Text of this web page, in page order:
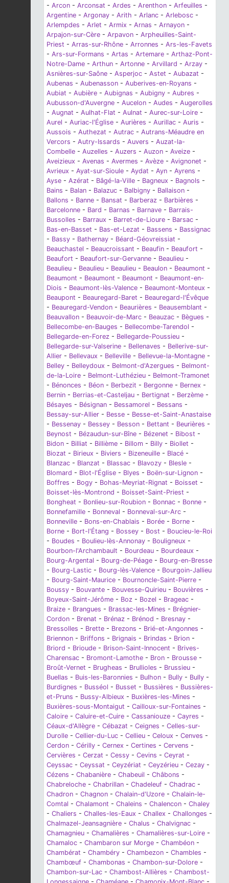
- Arcon - Arconsat - Ardes - Arenthon - Arfeuilles -
Argentine - Argonay - Arith - Arlanc - Arlebosc -
Arlempdes - Arlet - Armix - Arnas - Arnayon -
Arpajon-sur-Cère - Arpavon - Arpheuilles-Saint-
Priest - Arras-sur-Rhône - Arronnes - Ars-les-Favets
- Ars-sur-Formans - Artas - Artemare - Arthaz-Pont-
Notre-Dame - Arthun - Artonne - Arvillard - Arzay -
Asnières-sur-Saône - Asperjoc - Astet - Aubazat -
Aubenas - Aubenasson - Auberives-en-Royans -
Aubiat - Aubière - Aubignas - Aubigny - Aubres -
Aubusson-d'Auvergne - Aucelon - Audes - Augerolles
- Augnat - Aulhat-Flat - Aulnat - Aurec-sur-Loire -
Aurel - Auriac-l'Église - Aurières - Aurillac - Auris -
Aussois - Authezat - Autrac - Autrans-Méaudre en
Vercors - Autry-Issards - Auvers - Auzat-la-
Combelle - Auzelles - Auzers - Auzon - Aveize -
Aveizieux - Avenas - Avermes - Avèze - Avignonet -
Avrieux - Ayat-sur-Sioule - Aydat - Ayn - Ayrens -
Ayse - Azérat - Bâgé-la-Ville - Bagneux - Bagnols -
Bains - Balan - Balazuc - Balbigny - Ballaison -
Ballons - Banne - Bansat - Barberaz - Barbières -
Barcelonne - Bard - Barnas - Barnave - Barrais-
Bussolles - Barraux - Barret-de-Lioure - Barsac -
Bas-en-Basset - Bas-et-Lezat - Bassens - Bassignac
- Bassy - Bathernay - Béard-Géovreissiat -
Beauchastel - Beaucroissant - Beaufin - Beaufort -
Beaufort - Beaufort-sur-Gervanne - Beaulieu -
Beaulieu - Beaulieu - Beaulieu - Beaulon - Beaumont -
Beaumont - Beaumont - Beaumont - Beaumont-en-
Diois - Beaumont-lès-Valence - Beaumont-Monteux -
Beaupont - Beauregard-Baret - Beauregard-l'Évêque
- Beauregard-Vendon - Beaurières - Beausemblant -
Beauvallon - Beauvoir-de-Marc - Beauzac - Bègues -
Bellecombe-en-Bauges - Bellecombe-Tarendol -
Bellegarde-en-Forez - Bellegarde-Poussieu -
Bellegarde-sur-Valserine - Bellenaves - Bellerive-sur-
Allier - Bellevaux - Belleville - Bellevue-la-Montagne -
Belley - Belleydoux - Belmont-d'Azergues - Belmont-
de-la-Loire - Belmont-Luthézieu - Belmont-Tramonet
- Bénonces - Béon - Berbezit - Bergonne - Bernex -
Bernin - Berrias-et-Casteljau - Bertignat - Berzème -
Bésayes - Bésignan - Bessamorel - Bessans -
Bessay-sur-Allier - Besse - Besse-et-Saint-Anastaise
- Bessenay - Bessey - Besson - Bettant - Beurières -
Beynost - Bézaudun-sur-Bîne - Bézenet - Bibost -
Bidon - Billiat - Billième - Billom - Billy - Biollet -
Biozat - Birieux - Biviers - Bizeneuille - Blacé -
Blanzac - Blanzat - Blassac - Blavozy - Blesle -
Blomard - Blot-l'Église - Blyes - Boën-sur-Lignon -
Boffres - Bogy - Bohas-Meyriat-Rignat - Boisset -
Boisset-lès-Montrond - Boisset-Saint-Priest -
Bongheat - Bonlieu-sur-Roubion - Bonnac - Bonne -
Bonnefamille - Bonneval - Bonneval-sur-Arc -
Bonneville - Bons-en-Chablais - Borée - Borne -
Borne - Bort-l'Étang - Bossey - Bost - Boucieu-le-Roi
- Boudes - Boulieu-lès-Annonay - Bouligneux -
Bourbon-l'Archambault - Bourdeau - Bourdeaux -
Bourg-Argental - Bourg-de-Péage - Bourg-en-Bresse
- Bourg-Lastic - Bourg-lès-Valence - Bourgoin-Jallieu
- Bourg-Saint-Maurice - Bournoncle-Saint-Pierre -
Boussy - Bouvante - Bouvesse-Quirieu - Bouvières -
Boyeux-Saint-Jérôme - Boz - Bozel - Brageac -
Braize - Brangues - Brassac-les-Mines - Brégnier-
Cordon - Brenat - Brénaz - Brénod - Bresnay -
Bressolles - Brette - Brezons - Brié-et-Angonnes -
Briennon - Briffons - Brignais - Brindas - Brion -
Briord - Brioude - Brison-Saint-Innocent - Brives-
Charensac - Bromont-Lamothe - Bron - Brousse -
Broût-Vernet - Brugheas - Brullioles - Brussieu -
Buellas - Buis-les-Baronnies - Bulhon - Bully - Bully -
Burdignes - Busséol - Busset - Bussières - Bussières-
et-Pruns - Bussy-Albieux - Buxières-les-Mines -
Buxières-sous-Montaigut - Cailloux-sur-Fontaines -
Caloire - Caluire-et-Cuire - Cassaniouze - Cayres -
Céaux-d'Allègre - Cébazat - Ceignes - Celles-sur-
Durolle - Cellier-du-Luc - Cellieu - Celoux - Cenves -
Cerdon - Cérilly - Cernex - Certines - Cervens -
Cervières - Cerzat - Cessy - Cevins - Ceyrat -
Ceyssac - Ceyssat - Ceyzériat - Ceyzérieu - Cezay -
Cézens - Chabanière - Chabeuil - Châbons -
Chabreloche - Chabrillan - Chadeleuf - Chadrac -
Chadron - Chagnon - Chalain-d'Uzore - Chalain-le-
Comtal - Chalamont - Chaleins - Chalencon - Chaley
- Chaliers - Challes-les-Eaux - Challex - Challonges -
Chalmazel-Jeansagnière - Chalus - Chalvignac -
Chamagnieu - Chamalières - Chamalières-sur-Loire -
Chamaloc - Chambaron sur Morge - Chambéon -
Chambérat - Chambéry - Chambezon - Chambles -
Chambœuf - Chambonas - Chambon-sur-Dolore -
Chambon-sur-Lac - Chambost-Allières - Chambost-